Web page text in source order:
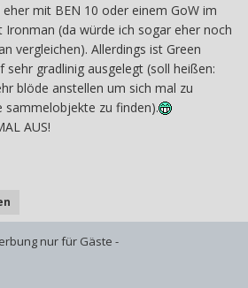
mit BEN 10 oder einem GoW im
Ironman (da würde ich sogar eher noch
vergleichen). Allerdings ist Green
sehr gradlinig ausgelegt (soll heißen:
blöde anstellen um sich mal zu
sammelobjekte zu finden).
AUS!
nur für Gäste -